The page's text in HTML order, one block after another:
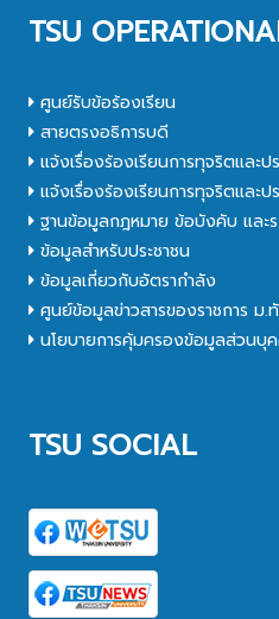
TSU
ศูนย์รับข้อร้องเรียน
สายตรงอธิการบดี
แจ้งเรื่องร้องเรียนการทุจริตและ
แจ้งเรื่องร้องเรียนการทุจริตและ
ฐานข้อมูลกฎหมาย ข้อบังคับ และร
ข้อมูลสำหรับประชาชน
ข้อมูลเกี่ยวกับอัตรากำลัง
ศูนย์ข้อมูลข่าวสารของราชการ ม
นโยบายการคุ้มครองข้อมูลส่วนบุ
TSU SOCIAL